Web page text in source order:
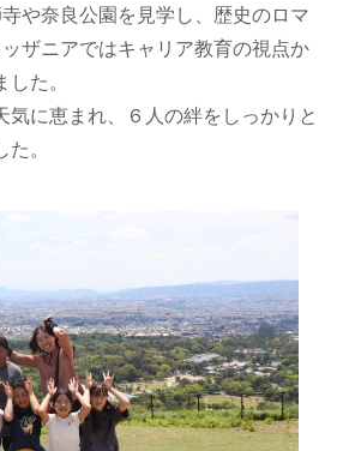
や奈良公園を見学し、歴史のロマ
ザニアではキャリア教育の視点か
た。
気に恵まれ、６人の絆をしっかりと
。